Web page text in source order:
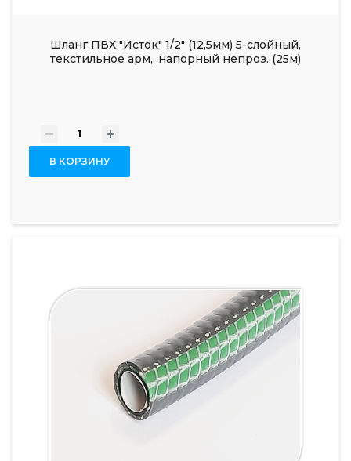
Шланг ПВХ "Исток" 1/2" (12,5мм) 5-слойный,
текстильное арм,, напорный непроз. (25м)
- +
В КОРЗИНУ